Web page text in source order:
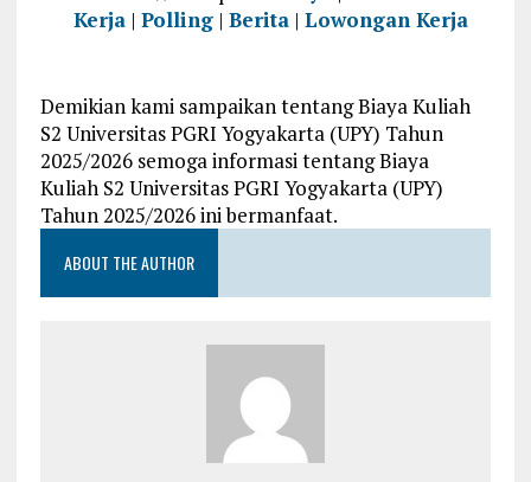
Kerja |Polling |Berita |Lowongan Kerja
Demikian kami sampaikan tentang Biaya Kuliah
S2 Universitas PGRI Yogyakarta (UPY) Tahun
2025/2026 semoga informasi tentang Biaya
Kuliah S2 Universitas PGRI Yogyakarta (UPY)
Tahun 2025/2026 ini bermanfaat.
ABOUT THE AUTHOR